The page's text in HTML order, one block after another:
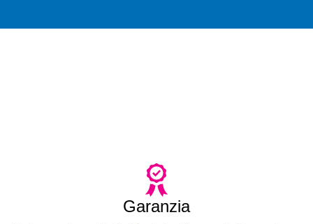
Garanzia